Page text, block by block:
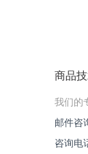
商品
我们的
邮件咨
咨询电